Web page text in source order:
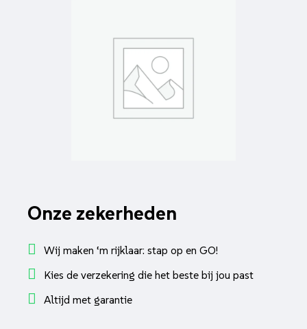
Onze zekerheden
Wij maken ‘m rijklaar: stap op en GO!
Kies de verzekering die het beste bij jou past
Altijd met garantie